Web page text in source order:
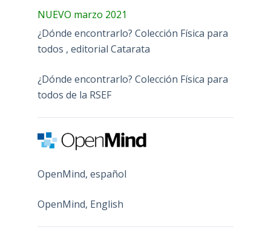
NUEVO marzo 2021
¿Dónde encontrarlo? Colección Física para
todos , editorial Catarata
¿Dónde encontrarlo? Colección Física para
todos de la RSEF
OpenMind, español
OpenMind, English